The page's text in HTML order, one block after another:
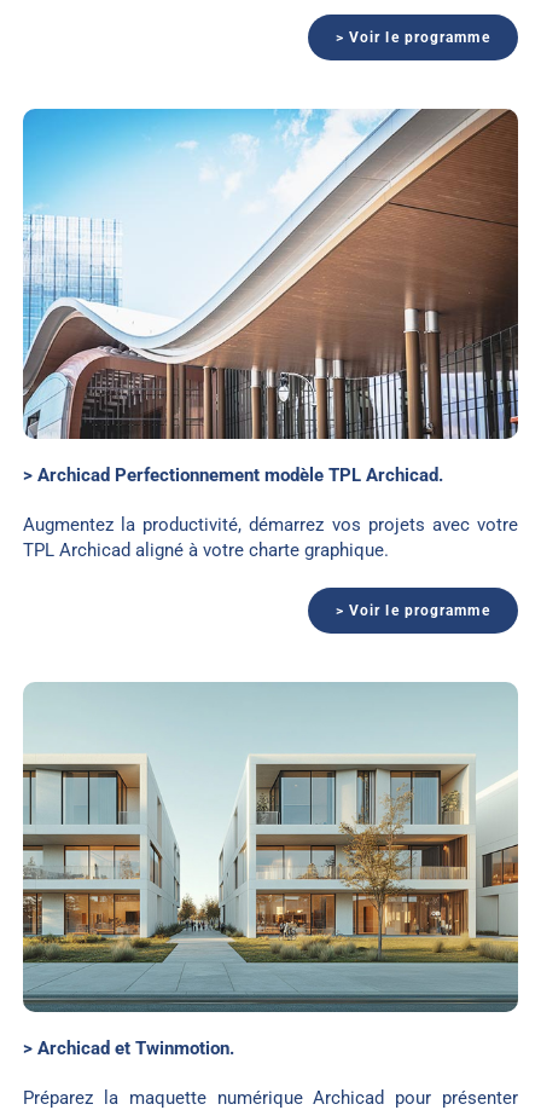
> Voir le programme
> Archicad Perfectionnement modèle TPL Archicad.
Augmentez la productivité, démarrez vos projets avec votre
TPL Archicad aligné à votre charte graphique.
> Voir le programme
> Archicad et Twinmotion.
Préparez la maquette numérique Archicad pour présenter